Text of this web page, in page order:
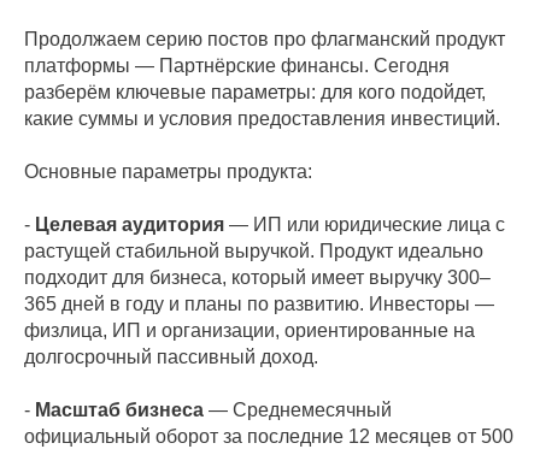
Продолжаем серию постов про флагманский продукт
платформы — Партнёрские финансы. Сегодня
разберём ключевые параметры: для кого подойдет,
какие суммы и условия предоставления инвестиций.
Основные параметры продукта:
- Целевая аудитория — ИП или юридические лица с
растущей стабильной выручкой. Продукт идеально
подходит для бизнеса, который имеет выручку 300–
365 дней в году и планы по развитию. Инвесторы —
физлица, ИП и организации, ориентированные на
долгосрочный пассивный доход.
- Масштаб бизнеса — Среднемесячный
официальный оборот за последние 12 месяцев от 500